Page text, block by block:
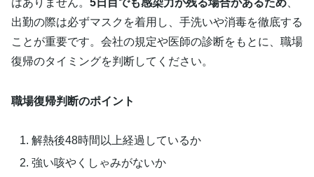
出勤の際は必ずマスクを着用し、手洗いや消毒を徹底する
ことが重要です。会社の規定や医師の診断をもとに、職場
復帰のタイミングを判断してください。
職場復帰判断のポイント
解熱後48時間以上経過しているか
強い咳やくしゃみがないか